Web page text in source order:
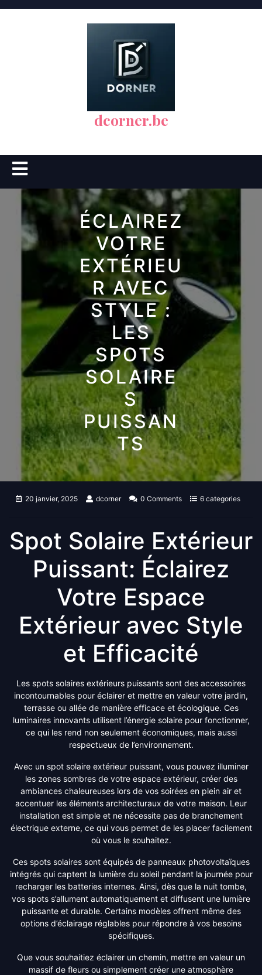
dcorner.be
Open
Button
ÉCLAIREZ
VOTRE
EXTÉRIEU
R AVEC
STYLE :
LES
SPOTS
SOLAIRE
S
PUISSAN
TS
20 janvier, 2025 dcorner 0 Comments 6 categories
Spot Solaire Extérieur
Puissant: Éclairez
Votre Espace
Extérieur avec Style
et Efficacité
Les spots solaires extérieurs puissants sont des accessoires
incontournables pour éclairer et mettre en valeur votre jardin,
terrasse ou allée de manière efficace et écologique. Ces
luminaires innovants utilisent l’énergie solaire pour fonctionner,
ce qui les rend non seulement économiques, mais aussi
respectueux de l’environnement.
Avec un spot solaire extérieur puissant, vous pouvez illuminer
les zones sombres de votre espace extérieur, créer des
ambiances chaleureuses lors de vos soirées en plein air et
accentuer les éléments architecturaux de votre maison. Leur
installation est simple et ne nécessite pas de branchement
électrique externe, ce qui vous permet de les placer facilement
où vous le souhaitez.
Ces spots solaires sont équipés de panneaux photovoltaïques
intégrés qui captent la lumière du soleil pendant la journée pour
recharger les batteries internes. Ainsi, dès que la nuit tombe,
vos spots s’allument automatiquement et diffusent une lumière
puissante et durable. Certains modèles offrent même des
options d’éclairage réglables pour répondre à vos besoins
spécifiques.
Que vous souhaitiez éclairer un chemin, mettre en valeur un
massif de fleurs ou simplement créer une atmosphère